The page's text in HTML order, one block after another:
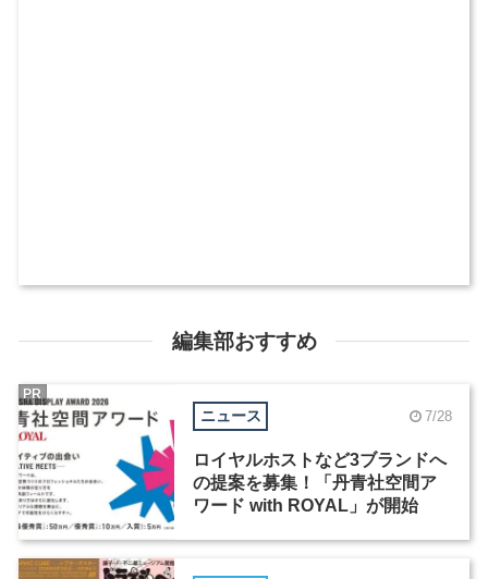
編集部おすすめ
ニュース 7/28
ロイヤルホストなど3ブランドへ
の提案を募集！「丹青社空間ア
ワード with ROYAL」が開始
PR